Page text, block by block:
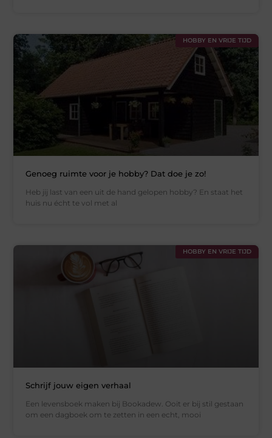
HOBBY EN VRIJE TIJD
Genoeg ruimte voor je hobby? Dat doe je zo!
Heb jij last van een uit de hand gelopen hobby? En staat het
huis nu écht te vol met al
HOBBY EN VRIJE TIJD
Schrijf jouw eigen verhaal
Een levensboek maken bij Bookadew. Ooit er bij stil gestaan
om een dagboek om te zetten in een echt, mooi